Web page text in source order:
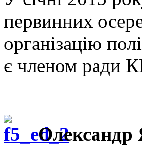
первинних
організацію
є членом ради
Олександр